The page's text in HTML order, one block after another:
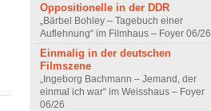
Oppositionelle in der DDR
„Bärbel Bohley – Tagebuch einer
Auflehnung“ im Filmhaus – Foyer 06/26
Einmalig in der deutschen
Filmszene
„Ingeborg Bachmann – Jemand, der
einmal ich war“ im Weisshaus – Foyer
06/26